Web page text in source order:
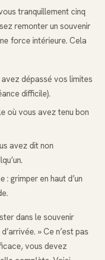
tranquillement cinq
remonter un souvenir
force intérieure. Cela
dépassé vos limites
difficile).
où vous avez tenu bon
avez dit non
: grimper en haut d’un
dans le souvenir
» Ce n’est pas
vous devez